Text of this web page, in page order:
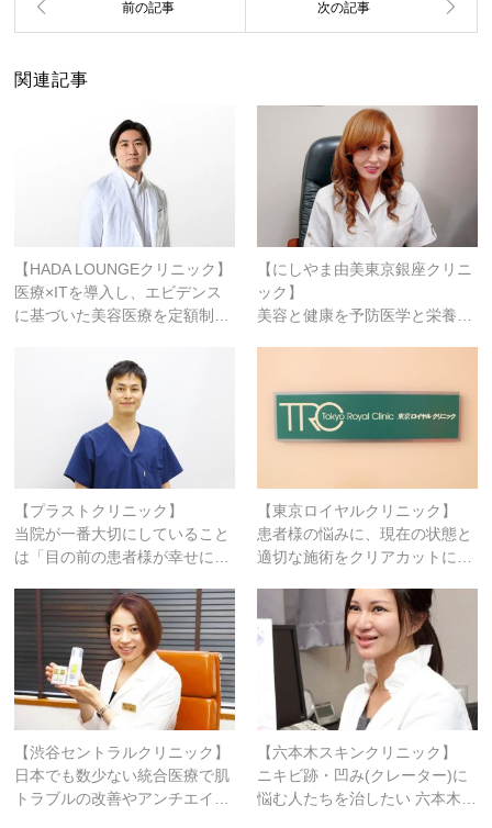
関連記事
【HADA LOUNGEクリニック】
医療×ITを導入し、エビデンス
に基づいた美容医療を定額制…
【にしやま由美東京銀座クリニ
ック】
美容と健康を予防医学と栄養…
【プラストクリニック】
当院が一番大切にしていること
は「目の前の患者様が幸せに…
【東京ロイヤルクリニック】
患者様の悩みに、現在の状態と
適切な施術をクリアカットに…
【渋谷セントラルクリニック】
日本でも数少ない統合医療で肌
トラブルの改善やアンチエイ…
【六本木スキンクリニック】
ニキビ跡・凹み(クレーター)に
悩む人たちを治したい 六本木…